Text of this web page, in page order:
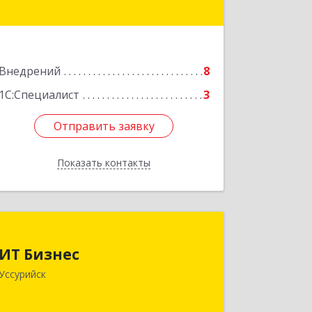
Внедрений
8
1С:Специалист
3
Отправить заявку
Показать контакты
Отправить заявку
Назад
ИТ Бизнес
г, Пушкина ул, дом № 150, кв.83